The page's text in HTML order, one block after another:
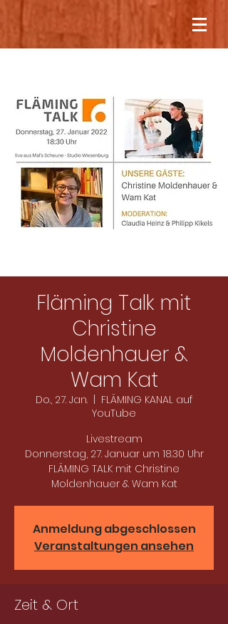
Fläming Talk mit
Christine
Moldenhauer &
Wam Kat
Do., 27. Jan.
FLÄMING KANAL auf
YouTube
Livestream
Donnerstag, 27. Januar um 18.30 Uhr
FLÄMING TALK mit Christine
Moldenhauer & Wam Kat
Anmeldung abgeschlossen
Veranstaltungen ansehen
Zeit & Ort